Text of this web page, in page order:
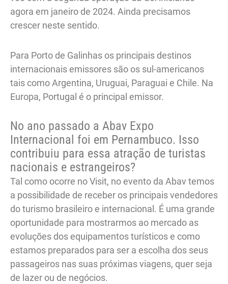
agora em janeiro de 2024. Ainda precisamos
crescer neste sentido.
Para Porto de Galinhas os principais destinos
internacionais emissores são os sul-americanos
tais como Argentina, Uruguai, Paraguai e Chile. Na
Europa, Portugal é o principal emissor.
No ano passado a Abav Expo
Internacional foi em Pernambuco. Isso
contribuiu para essa atração de turistas
nacionais e estrangeiros?
Tal como ocorre no Visit, no evento da Abav temos
a possibilidade de receber os principais vendedores
do turismo brasileiro e internacional. É uma grande
oportunidade para mostrarmos ao mercado as
evoluções dos equipamentos turísticos e como
estamos preparados para ser a escolha dos seus
passageiros nas suas próximas viagens, quer seja
de lazer ou de negócios.